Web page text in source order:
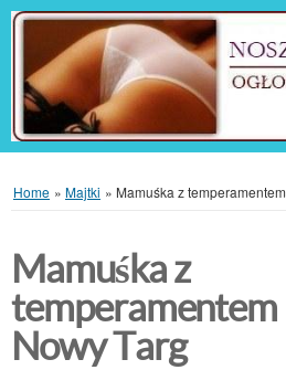
Home » Majtki » Mamuśka z temperamentem
Mamuśka z
temperamentem
Nowy Targ